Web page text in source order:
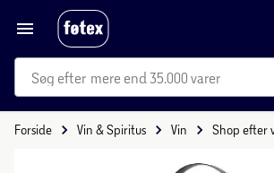
mere end 35.000 varer
Forside Vin & Spiritus Vin Shop efter